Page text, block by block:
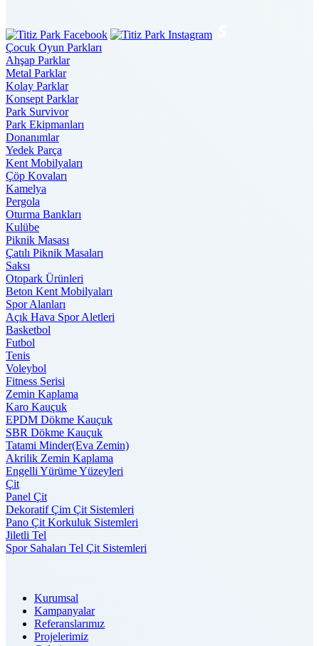
Çocuk Oyun Parkları
Ahşap Parklar
Metal Parklar
Kolay Parklar
Konsept Parklar
Park Survivor
Park Ekipmanları
Donanımlar
Yedek Parça
Kent Mobilyaları
Çöp Kovaları
Kamelya
Pergola
Oturma Bankları
Kulübe
Piknik Masası
Çatılı Piknik Masaları
Saksı
Otopark Ürünleri
Beton Kent Mobilyaları
Spor Alanları
Açık Hava Spor Aletleri
Basketbol
Futbol
Tenis
Voleybol
Fitness Serisi
Zemin Kaplama
Karo Kauçuk
EPDM Dökme Kauçuk
SBR Dökme Kauçuk
Tatami Minder(Eva Zemin)
Akrilik Zemin Kaplama
Engelli Yürüme Yüzeyleri
Çit
Panel Çit
Dekoratif Çim Çit Sistemleri
Pano Çit Korkuluk Sistemleri
Jiletli Tel
Spor Sahaları Tel Çit Sistemleri
Kurumsal
Kampanyalar
Referanslarımız
Projelerimiz